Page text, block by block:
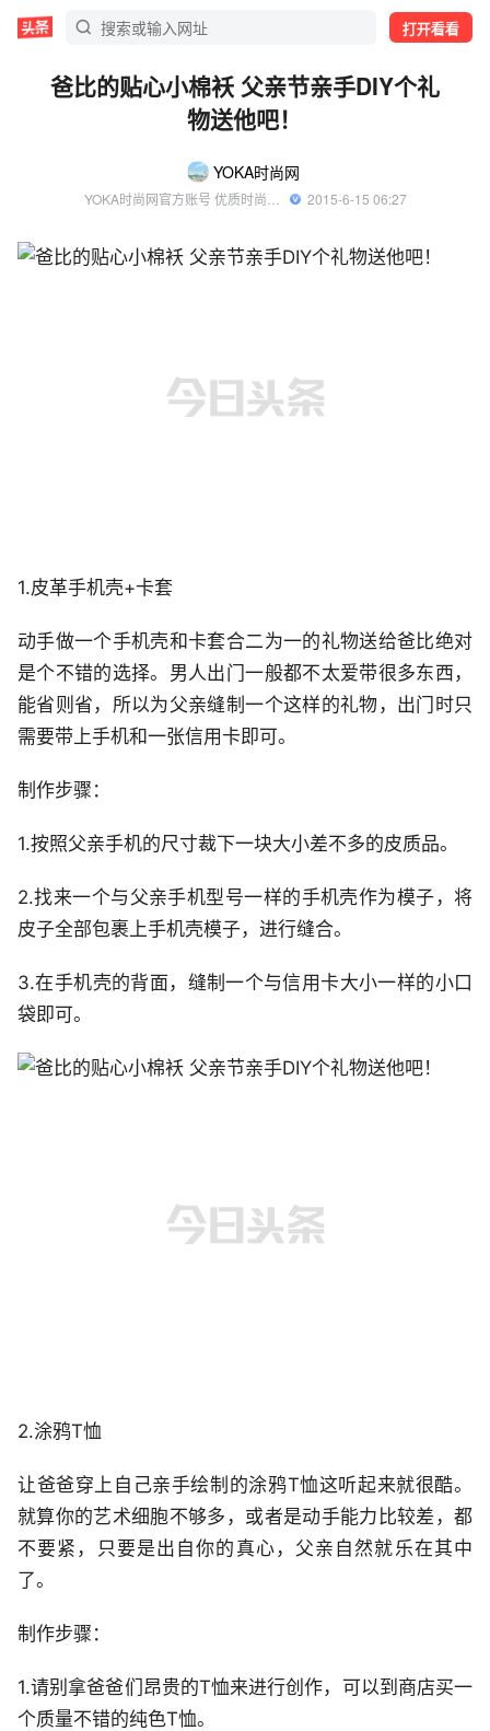
打开看看
爸比的贴心小棉袄 父亲节亲手DIY个礼
物送他吧！
YOKA时尚网
  2015-6-15 06:27
1.皮革手机壳+卡套
动手做一个手机壳和卡套合二为一的礼物送给爸比绝对
是个不错的选择。男人出门一般都不太爱带很多东西，
能省则省，所以为父亲缝制一个这样的礼物，出门时只
需要带上手机和一张信用卡即可。
制作步骤：
1.按照父亲手机的尺寸裁下一块大小差不多的皮质品。
2.找来一个与父亲手机型号一样的手机壳作为模子，将
皮子全部包裹上手机壳模子，进行缝合。
3.在手机壳的背面，缝制一个与信用卡大小一样的小口
袋即可。
2.涂鸦T恤
让爸爸穿上自己亲手绘制的涂鸦T恤这听起来就很酷。
就算你的艺术细胞不够多，或者是动手能力比较差，都
不要紧，只要是出自你的真心，父亲自然就乐在其中
了。
制作步骤：
1.请别拿爸爸们昂贵的T恤来进行创作，可以到商店买一
个质量不错的纯色T恤。